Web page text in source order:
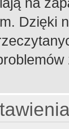
Dzięki